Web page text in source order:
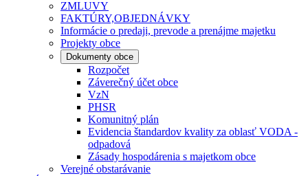
ZMLUVY
FAKTÚRY,OBJEDNÁVKY
Informácie o predaji, prevode a prenájme majetku
Projekty obce
Dokumenty obce
Rozpočet
Záverečný účet obce
VzN
PHSR
Komunitný plán
Evidencia štandardov kvality za oblasť VODA -
odpadová
Zásady hospodárenia s majetkom obce
Verejné obstarávanie